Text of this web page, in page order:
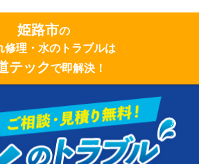
姫路市の
修理・水のトラブルは
テックで即解決！